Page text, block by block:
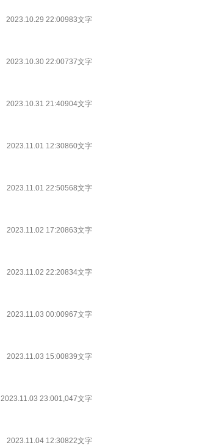
2023.10.29 22:00983文字
2023.10.30 22:00737文字
2023.10.31 21:40904文字
2023.11.01 12:30860文字
2023.11.01 22:50568文字
2023.11.02 17:20863文字
2023.11.02 22:20834文字
2023.11.03 00:00967文字
2023.11.03 15:00839文字
2023.11.03 23:001,047文字
2023.11.04 12:30822文字